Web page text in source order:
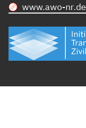
www.awo-nr.de